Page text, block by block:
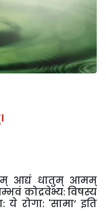
आद्यं धातुम् आमम्
कोद्रवेभ्य: विषस्य
ये रोगा: 'सामा’इति